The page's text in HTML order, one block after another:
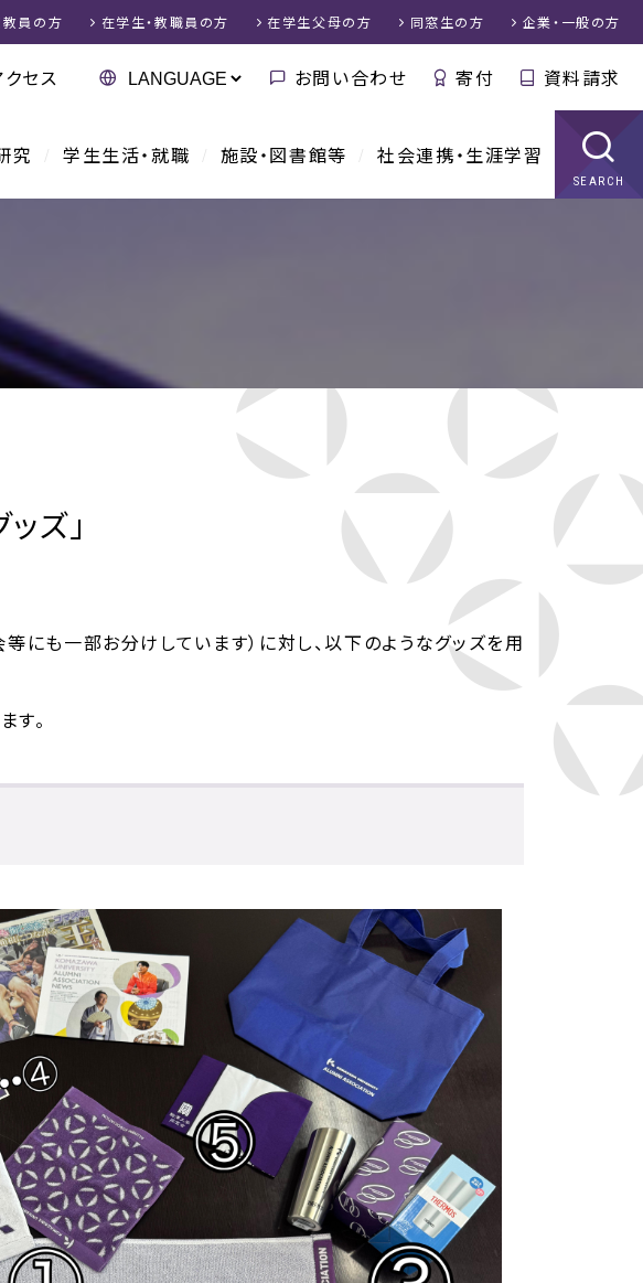
究 学生生活・就職 施設・図書館等 社会連携・生涯学習
SEARCH
員 の方 在学生・教職員 の方 在学生父母の方 同窓生の方 企業・一般の方
セス お問い合わせ 寄付 資料請求
ズ」
にも一部お分けしています）に対し、以下のようなグッズを用
す。